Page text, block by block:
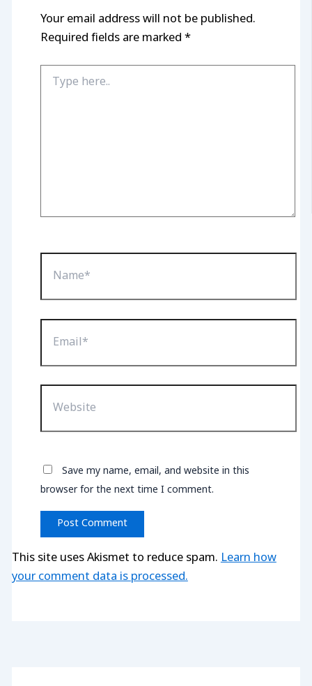
Your email address will not be published.
Required fields are marked *
here..
Email*
Save my name, email, and website in this
browser for the next time I comment.
This site uses Akismet to reduce spam.Learn how
your comment data is processed.